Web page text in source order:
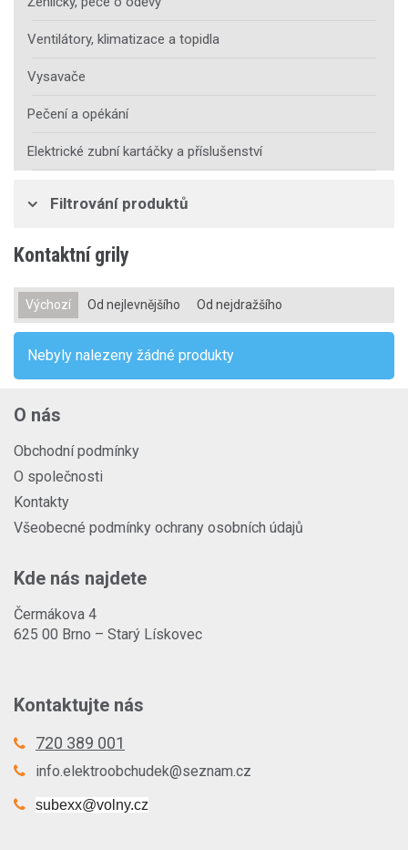
Ventilátory, klimatizace a topidla
Vysavače
Pečení a opékání
Elektrické zubní kartáčky a příslušenství
Filtrování produktů
Kontaktní grily
Výchozí Od nejlevnějšího Od nejdražšího
Nebyly nalezeny žádné produkty
O nás
Obchodní podmínky
O společnosti
Kontakty
Všeobecné podmínky ochrany osobních údajů
Kde nás najdete
Čermákova 4
625 00 Brno – Starý Lískovec
Kontaktujte nás
720 389 001
info.elektroobchudek@seznam.cz
subexx@volny.cz